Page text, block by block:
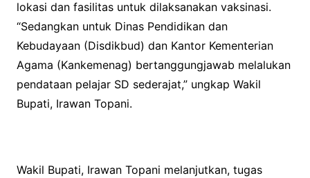
lokasi dan fasilitas untuk dilaksanakan vaksinasi.
“Sedangkan untuk Dinas Pendidikan dan
Kebudayaan (Disdikbud) dan Kantor Kementerian
Agama (Kankemenag) bertanggungjawab melalukan
pendataan pelajar SD sederajat,” ungkap Wakil
Bupati, Irawan Topani.
Wakil Bupati, Irawan Topani melanjutkan, tugas